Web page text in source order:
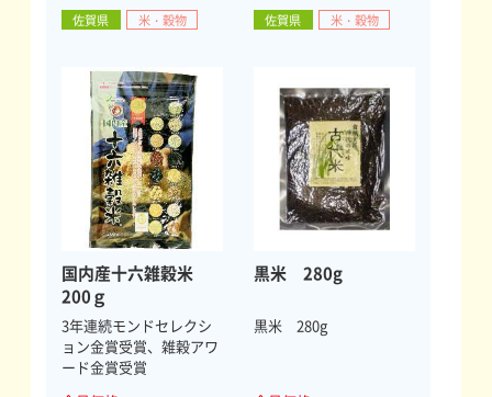
佐賀県 米・穀物 佐賀県 米・穀物
国内産十六雑穀米
200ｇ
3年連続モンドセレクシ
ョン金賞受賞、雑穀アワ
ード金賞受賞
黒米 280g
黒米 280g